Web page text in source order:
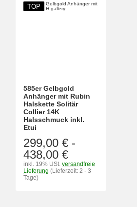
TOP
585er Gelbgold
Anhänger mit Rubin
Halskette Solitär
Collier 14K
Halsschmuck inkl.
Etui
299,00 € -
438,00 €
inkl. 19% USt. versandfreie
Lieferung (Lieferzeit: 2 - 3
Tage)